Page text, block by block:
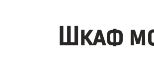
Шкаф